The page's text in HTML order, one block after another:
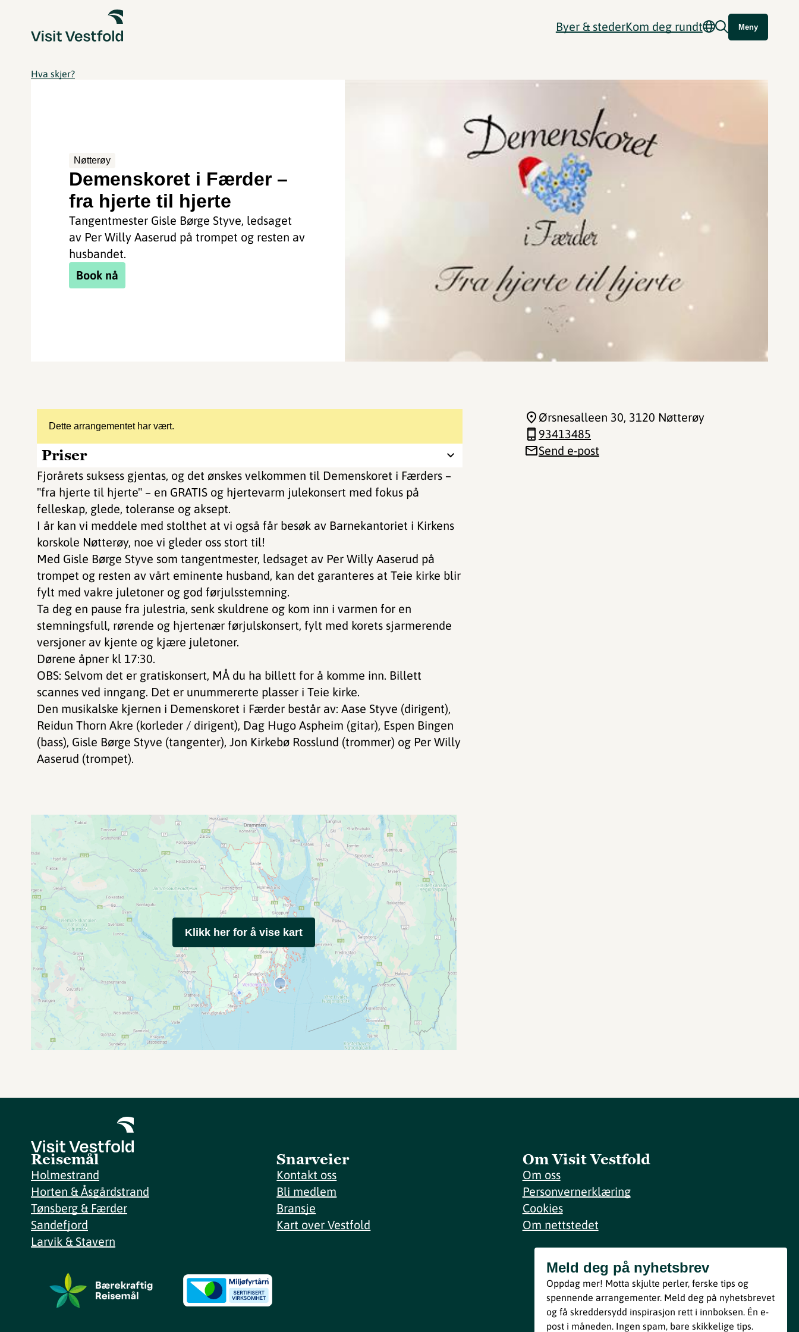
Byer & stederKom deg rundt Meny
Hva skjer?
Nøtterøy
Demenskoret i Færder –
fra hjerte til hjerte
Tangentmester Gisle Børge Styve, ledsaget
av Per Willy Aaserud på trompet og resten av
husbandet.
Book nå
Dette arrangementet har vært.
Priser
Fjorårets suksess gjentas, og det ønskes velkommen til Demenskoret i Færders –
"fra hjerte til hjerte" – en GRATIS og hjertevarm julekonsert med fokus på
felleskap, glede, toleranse og aksept.
I år kan vi meddele med stolthet at vi også får besøk av Barnekantoriet i Kirkens
korskole Nøtterøy, noe vi gleder oss stort til!
Med Gisle Børge Styve som tangentmester, ledsaget av Per Willy Aaserud på
trompet og resten av vårt eminente husband, kan det garanteres at Teie kirke blir
fylt med vakre juletoner og god førjulsstemning.
Ta deg en pause fra julestria, senk skuldrene og kom inn i varmen for en
stemningsfull, rørende og hjertenær førjulskonsert, fylt med korets sjarmerende
versjoner av kjente og kjære juletoner.
Dørene åpner kl 17:30.
OBS: Selvom det er gratiskonsert, MÅ du ha billett for å komme inn. Billett
scannes ved inngang. Det er unummererte plasser i Teie kirke.
Den musikalske kjernen i Demenskoret i Færder består av: Aase Styve (dirigent),
Reidun Thorn Akre (korleder / dirigent), Dag Hugo Aspheim (gitar), Espen Bingen
(bass), Gisle Børge Styve (tangenter), Jon Kirkebø Rosslund (trommer) og Per Willy
Aaserud (trompet).
Ørsnesalleen 30, 3120 Nøtterøy
93413485
Send e-post
Klikk her for å vise kart
Reisemål
Holmestrand
Horten & Åsgårdstrand
Tønsberg & Færder
Sandefjord
Larvik & Stavern
Snarveier
Kontakt oss
Bli medlem
Bransje
Kart over Vestfold
Om Visit Vestfold
Om oss
Personvernerklæring
Cookies
Om nettstedet
Meld deg på nyhetsbrev
Bli med
Ved å melde deg inn godtar du våre vilkår i henhold til vår
personvernerklæring.
Meld deg på nyhetsbrev
Oppdag mer! Motta skjulte perler, ferske tips og
spennende arrangementer. Meld deg på nyhetsbrevet
og få skreddersydd inspirasjon rett i innboksen. Én e-
post i måneden. Ingen spam, bare skikkelige tips.